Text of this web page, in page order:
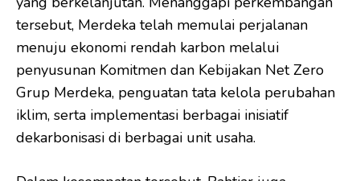
tersebut, Merdeka telah memulai perjalanan
menuju ekonomi rendah karbon melalui
penyusunan Komitmen dan Kebijakan Net Zero
Grup Merdeka, penguatan tata kelola perubahan
iklim, serta implementasi berbagai inisiatif
dekarbonisasi di berbagai unit usaha.